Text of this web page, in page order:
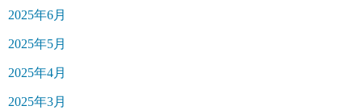
2025年6月
2025年5月
2025年4月
2025年3月